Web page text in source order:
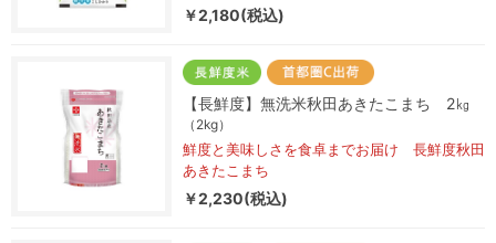
￥2,180(税込)
【長鮮度】無洗米秋田あきたこまち 2㎏
（2kg）
鮮度と美味しさを食卓までお届け 長鮮度秋田
あきたこまち
￥2,230(税込)